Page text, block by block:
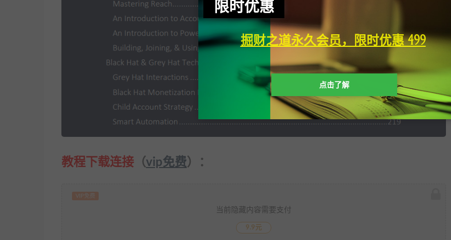
教程下载连接 （vip免费）：
VIP免费
当前隐藏内容需要支付
9.9元
限时优惠
掘财之道永久会员，限时优惠 499
点击了解